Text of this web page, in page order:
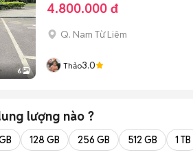
6
4.800.000 đ
Q. Nam Từ Liêm
Thảo3.0
lượng nào ?
128 GB 256 GB 512 GB 1 TB